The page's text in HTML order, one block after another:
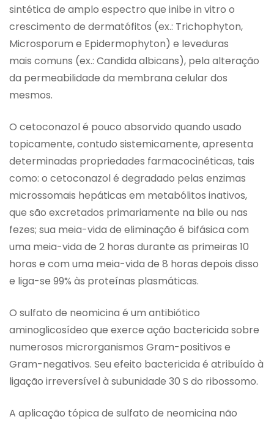
sintética de amplo espectro que inibe in vitro o
crescimento de dermatófitos (ex.: Trichophyton,
Microsporum e Epidermophyton) e leveduras
mais comuns (ex.: Candida albicans), pela alteração
da permeabilidade da membrana celular dos
mesmos.
O cetoconazol é pouco absorvido quando usado
topicamente, contudo sistemicamente, apresenta
determinadas propriedades farmacocinéticas, tais
como: o cetoconazol é degradado pelas enzimas
microssomais hepáticas em metabólitos inativos,
que são excretados primariamente na bile ou nas
fezes; sua meia-vida de eliminação é bifásica com
uma meia-vida de 2 horas durante as primeiras 10
horas e com uma meia-vida de 8 horas depois disso
e liga-se 99% às proteínas plasmáticas.
O sulfato de neomicina é um antibiótico
aminoglicosídeo que exerce ação bactericida sobre
numerosos microrganismos Gram-positivos e
Gram-negativos. Seu efeito bactericida é atribuído à
ligação irreversível à subunidade 30 S do ribossomo.
A aplicação tópica de sulfato de neomicina não